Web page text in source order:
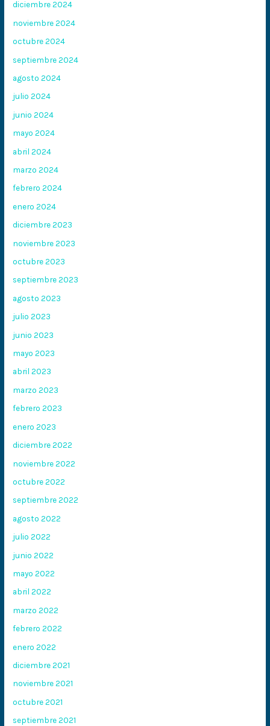
diciembre 2024
noviembre 2024
octubre 2024
septiembre 2024
agosto 2024
julio 2024
junio 2024
mayo 2024
abril 2024
marzo 2024
febrero 2024
enero 2024
diciembre 2023
noviembre 2023
octubre 2023
septiembre 2023
agosto 2023
julio 2023
junio 2023
mayo 2023
abril 2023
marzo 2023
febrero 2023
enero 2023
diciembre 2022
noviembre 2022
octubre 2022
septiembre 2022
agosto 2022
julio 2022
junio 2022
mayo 2022
abril 2022
marzo 2022
febrero 2022
enero 2022
diciembre 2021
noviembre 2021
octubre 2021
septiembre 2021